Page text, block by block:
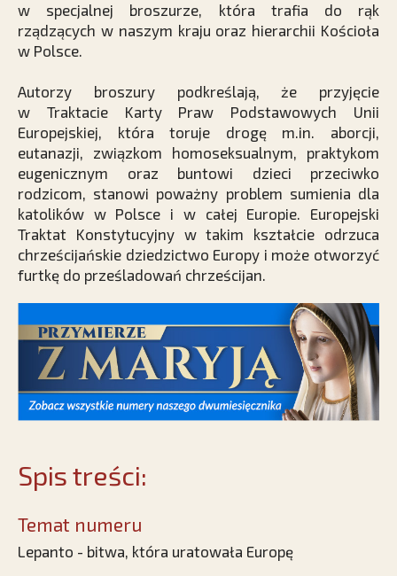
w specjalnej broszurze, która trafia do rąk
rządzących w naszym kraju oraz hierarchii Kościoła
w Polsce.
Autorzy broszury podkreślają, że przyjęcie
w Traktacie Karty Praw Podstawowych Unii
Europejskiej, która toruje drogę m.in. aborcji,
eutanazji, związkom homoseksualnym, praktykom
eugenicznym oraz buntowi dzieci przeciwko
rodzicom, stanowi poważny problem sumienia dla
katolików w Polsce i w całej Europie. Europejski
Traktat Konstytucyjny w takim kształcie odrzuca
chrześcijańskie dziedzictwo Europy i może otworzyć
furtkę do prześladowań chrześcijan.
Spis treści:
Temat numeru
Lepanto - bitwa, która uratowała Europę